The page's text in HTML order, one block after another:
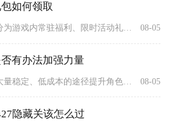
如何领取
08-05
有办法加强力量
08-05
隐藏关该怎么过